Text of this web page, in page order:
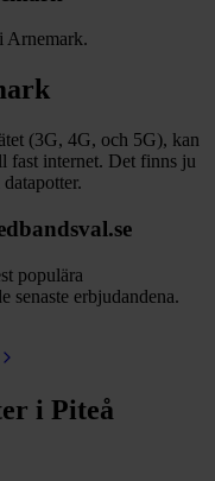
Arnemark.
(3G, 4G, och 5G), kan
fast internet. Det finns ju
populära
senaste erbjudandena.
i Piteå